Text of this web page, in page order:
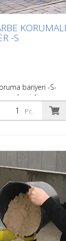
KORUMALI
-S
bariyeri -S-
galvanizli ve
içine
mm, et kalınlığı:
önler, envanteri,
alanlarını
koruma
destekleri,
kapıları, yükleme
işleme : Sıcak
Orta ila
olduğu
Pc.